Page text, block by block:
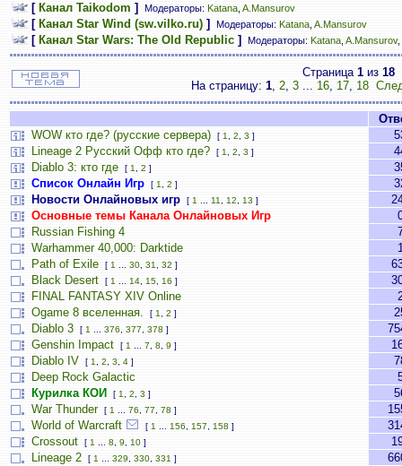
[ Канал Taikodom ] Модераторы: Katana A.Mansurov
[ Канал Star Wind (sw.vilko.ru) ] Модераторы: Katana A.Mansurov
[ Канал Star Wars: The Old Republic ] Модераторы: Katana A.Mansurov,
Страница 1из 18
На страницу: 1, 2, 3 ... 16, 17, 18
WOW кто где? (русские сервера)
[ 1 2 3 ]
Lineage 2 Русский Офф кто где?
[ 1 2 3 ]
Diablo 3: кто где
[ 1 2 ]
Список Онлайн Игр
[ 1 2 ]
Новости Онлайновых игр
[ 1 11 12 13 ]
Основные темы Канала Онлайновых Игр
Russian Fishing 4
Warhammer 40,000: Darktide
Path of Exile
[ 1 30 31 32 ]
Black Desert
[ 1 14 15 16 ]
FINAL FANTASY XIV Online
Ogame 8 вселенная.
[ 1 2 ]
Diablo 3
[ 1 376 377 378 ]
Genshin Impact
[ 1 7 8 9 ]
Diablo IV
[ 1 2 3 4 ]
Deep Rock Galactic
Курилка КОИ
[ 1 2 3 ]
War Thunder
[ 1 76 77 78 ]
World of Warcraft
[ 1 156 157 158 ]
Crossout
[ 1 8 9 10 ]
Lineage 2
[ 1 329 330 331 ]